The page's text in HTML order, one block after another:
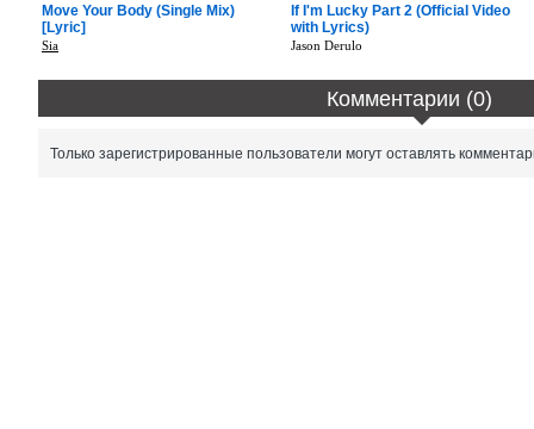
Move Your Body (Single Mix)
[Lyric]
Sia
If I'm Lucky Part 2 (Official Video
with Lyrics)
Jason Derulo
Комментарии (0)
Только зарегистрированные пользователи могут оставлять